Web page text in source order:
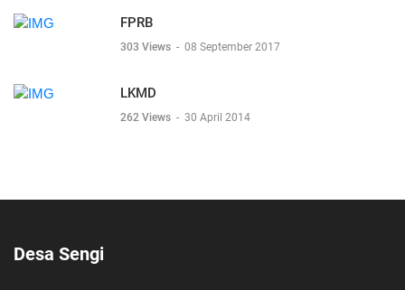
FPRB
303 Views - 08 September 2017
LKMD
262 Views - 30 April 2014
Desa Sengi